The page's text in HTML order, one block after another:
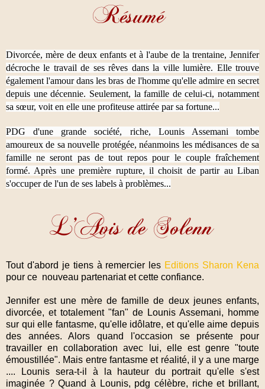
Divorcée, mère de deux enfants et à l'aube de la trentaine, Jennifer
décroche le travail de ses rêves dans la ville lumière. Elle trouve
également l'amour dans les bras de l'homme qu'elle admire en secret
depuis une décennie. Seulement, la famille de celui-ci, notamment
sa sœur, voit en elle une profiteuse attirée par sa fortune...
PDG d'une grande société, riche, Lounis Assemani tombe
amoureux de sa nouvelle protégée, néanmoins les médisances de sa
famille ne seront pas de tout repos pour le couple fraîchement
formé. Après une première rupture, il choisit de partir au Liban
s'occuper de l'un de ses labels à problèmes...
Tout d'abord je tiens à remercier les Editions Sharon Kena
pour ce nouveau partenariat et cette confiance.
Jennifer est une mère de famille de deux jeunes enfants,
divorcée, et totalement "fan" de Lounis Assemani, homme
sur qui elle fantasme, qu'elle idôlatre, et qu'elle aime depuis
des années. Alors quand l'occasion se présente pour
travailler en collaboration avec lui, elle est genre "toute
émoustillée". Mais entre fantasme et réalité, il y a une marge
.... Lounis sera-t-il à la hauteur du portrait qu'elle s'est
imaginée ? Quand à Lounis, pdg célèbre, riche et brillant,